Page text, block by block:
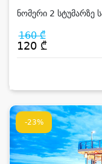
ნომერი 2 სტუმარზე
160 ₾
120 ₾
-23%